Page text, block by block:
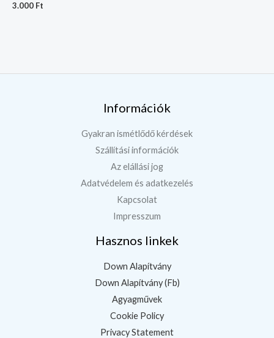
3.000 Ft
Információk
Gyakran ismétlődő kérdések
Szállítási információk
Az elállási jog
Adatvédelem és adatkezelés
Kapcsolat
Impresszum
Hasznos linkek
Down Alapítvány
Down Alapítvány (Fb)
Agyagművek
Cookie Policy
Privacy Statement